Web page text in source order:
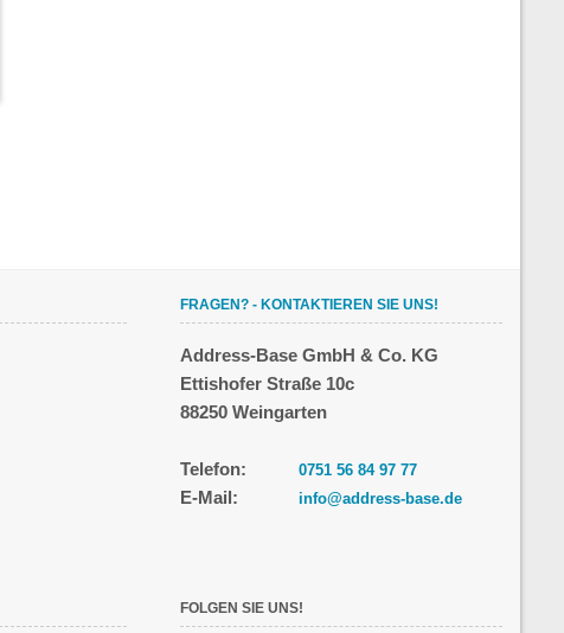
FRAGEN? - KONTAKTIEREN SIE UNS!
Address-Base GmbH & Co. KG
Ettishofer Straße 10c
88250 Weingarten
Telefon: 0751 56 84 97 77
E-Mail: info@address-base.de
FOLGEN SIE UNS!